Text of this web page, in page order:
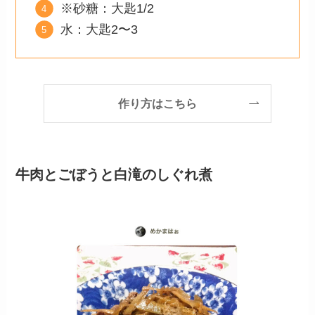
※砂糖：大匙1/2
水：大匙2〜3
作り方はこちら
牛肉とごぼうと白滝のしぐれ煮